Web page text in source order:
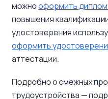
можнооформить
повышения
удостоверения
оформить
аттестации.
Подробно о смежных
трудоустройства —